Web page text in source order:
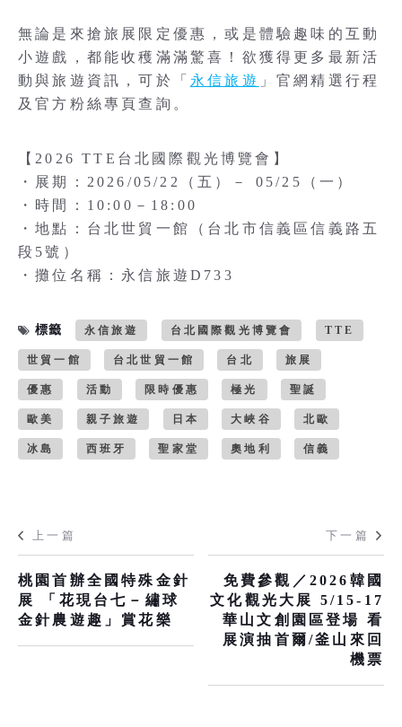
無論是來搶旅展限定優惠，或是體驗趣味的互動
小遊戲，都能收穫滿滿驚喜！欲獲得更多最新活
動與旅遊資訊，可於「 永信旅遊 」官網精選行程
及官方粉絲專頁查詢。
【2026 TTE台北國際觀光博覽會】
・展期：2026/05/22（五）－ 05/25（一）
・時間：10:00－18:00
・地點：台北世貿一館（台北市信義區信義路五
段5號）
・攤位名稱：永信旅遊D733
標籤 永信旅遊 台北國際觀光博覽會 TTE
世貿一館 台北世貿一館 台北 旅展
優惠 活動 限時優惠 極光 聖誕
歐美 親子旅遊 日本 大峽谷 北歐
冰島 西班牙 聖家堂 奧地利 信義
上一篇
桃園首辦全國特殊金針
展 「花現台七－繡球
金針農遊趣」賞花樂
下一篇
免費參觀／2026韓國
文化觀光大展 5/15-17
華山文創園區登場 看
展演抽首爾/釜山來回
機票